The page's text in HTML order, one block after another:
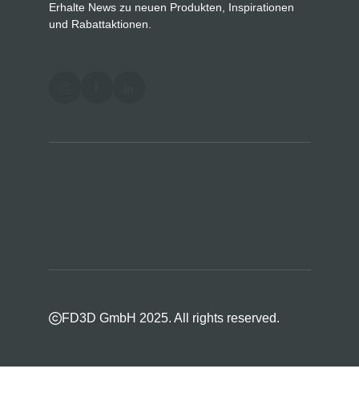
Erhalte News zu neuen Produkten, Inspirationen
und Rabattaktionen.
FD3D GmbH 2025. All rights reserved.